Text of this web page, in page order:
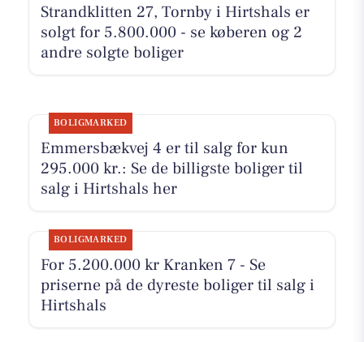
Strandklitten 27, Tornby i Hirtshals er
solgt for 5.800.000 - se køberen og 2
andre solgte boliger
BOLIGMARKED
Emmersbækvej 4 er til salg for kun
295.000 kr.: Se de billigste boliger til
salg i Hirtshals her
BOLIGMARKED
For 5.200.000 kr Kranken 7 - Se
priserne på de dyreste boliger til salg i
Hirtshals